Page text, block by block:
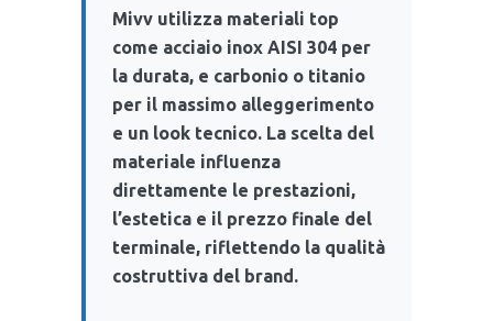
Mivv utilizza materiali top
come acciaio inox AISI 304 per
la durata, e carbonio o titanio
per il massimo alleggerimento
e un look tecnico. La scelta del
materiale influenza
direttamente le prestazioni,
l’estetica e il prezzo finale del
terminale, riflettendo la qualità
costruttiva del brand.